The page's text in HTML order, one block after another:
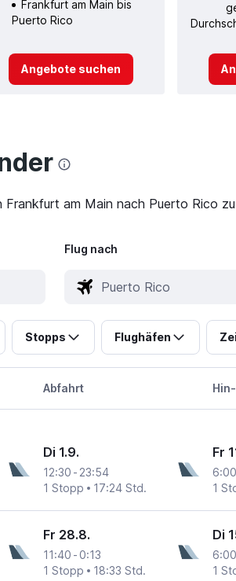
Frankfurt am Main bis
Puerto Rico
Angebote suchen
am Main nach Puerto Rico
Flug nach
Stopps Flughäfen
Abfahrt
Di 1.9.
12:30 - 23:54
1 Stopp
17:24 Std.
Fr
6:00
1
Fr 28.8.
11:40 - 0:13
1 Stopp
18:33 Std.
Di
6:00
1